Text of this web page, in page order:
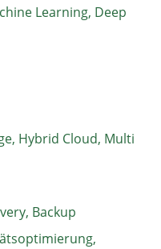
Learning, Deep
Hybrid Cloud, Multi
Backup